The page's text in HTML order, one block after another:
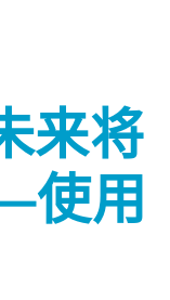
来将
使用